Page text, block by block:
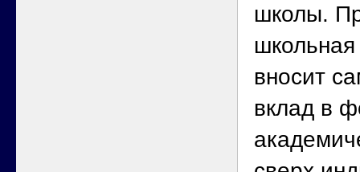
школы.
вносит
вклад в